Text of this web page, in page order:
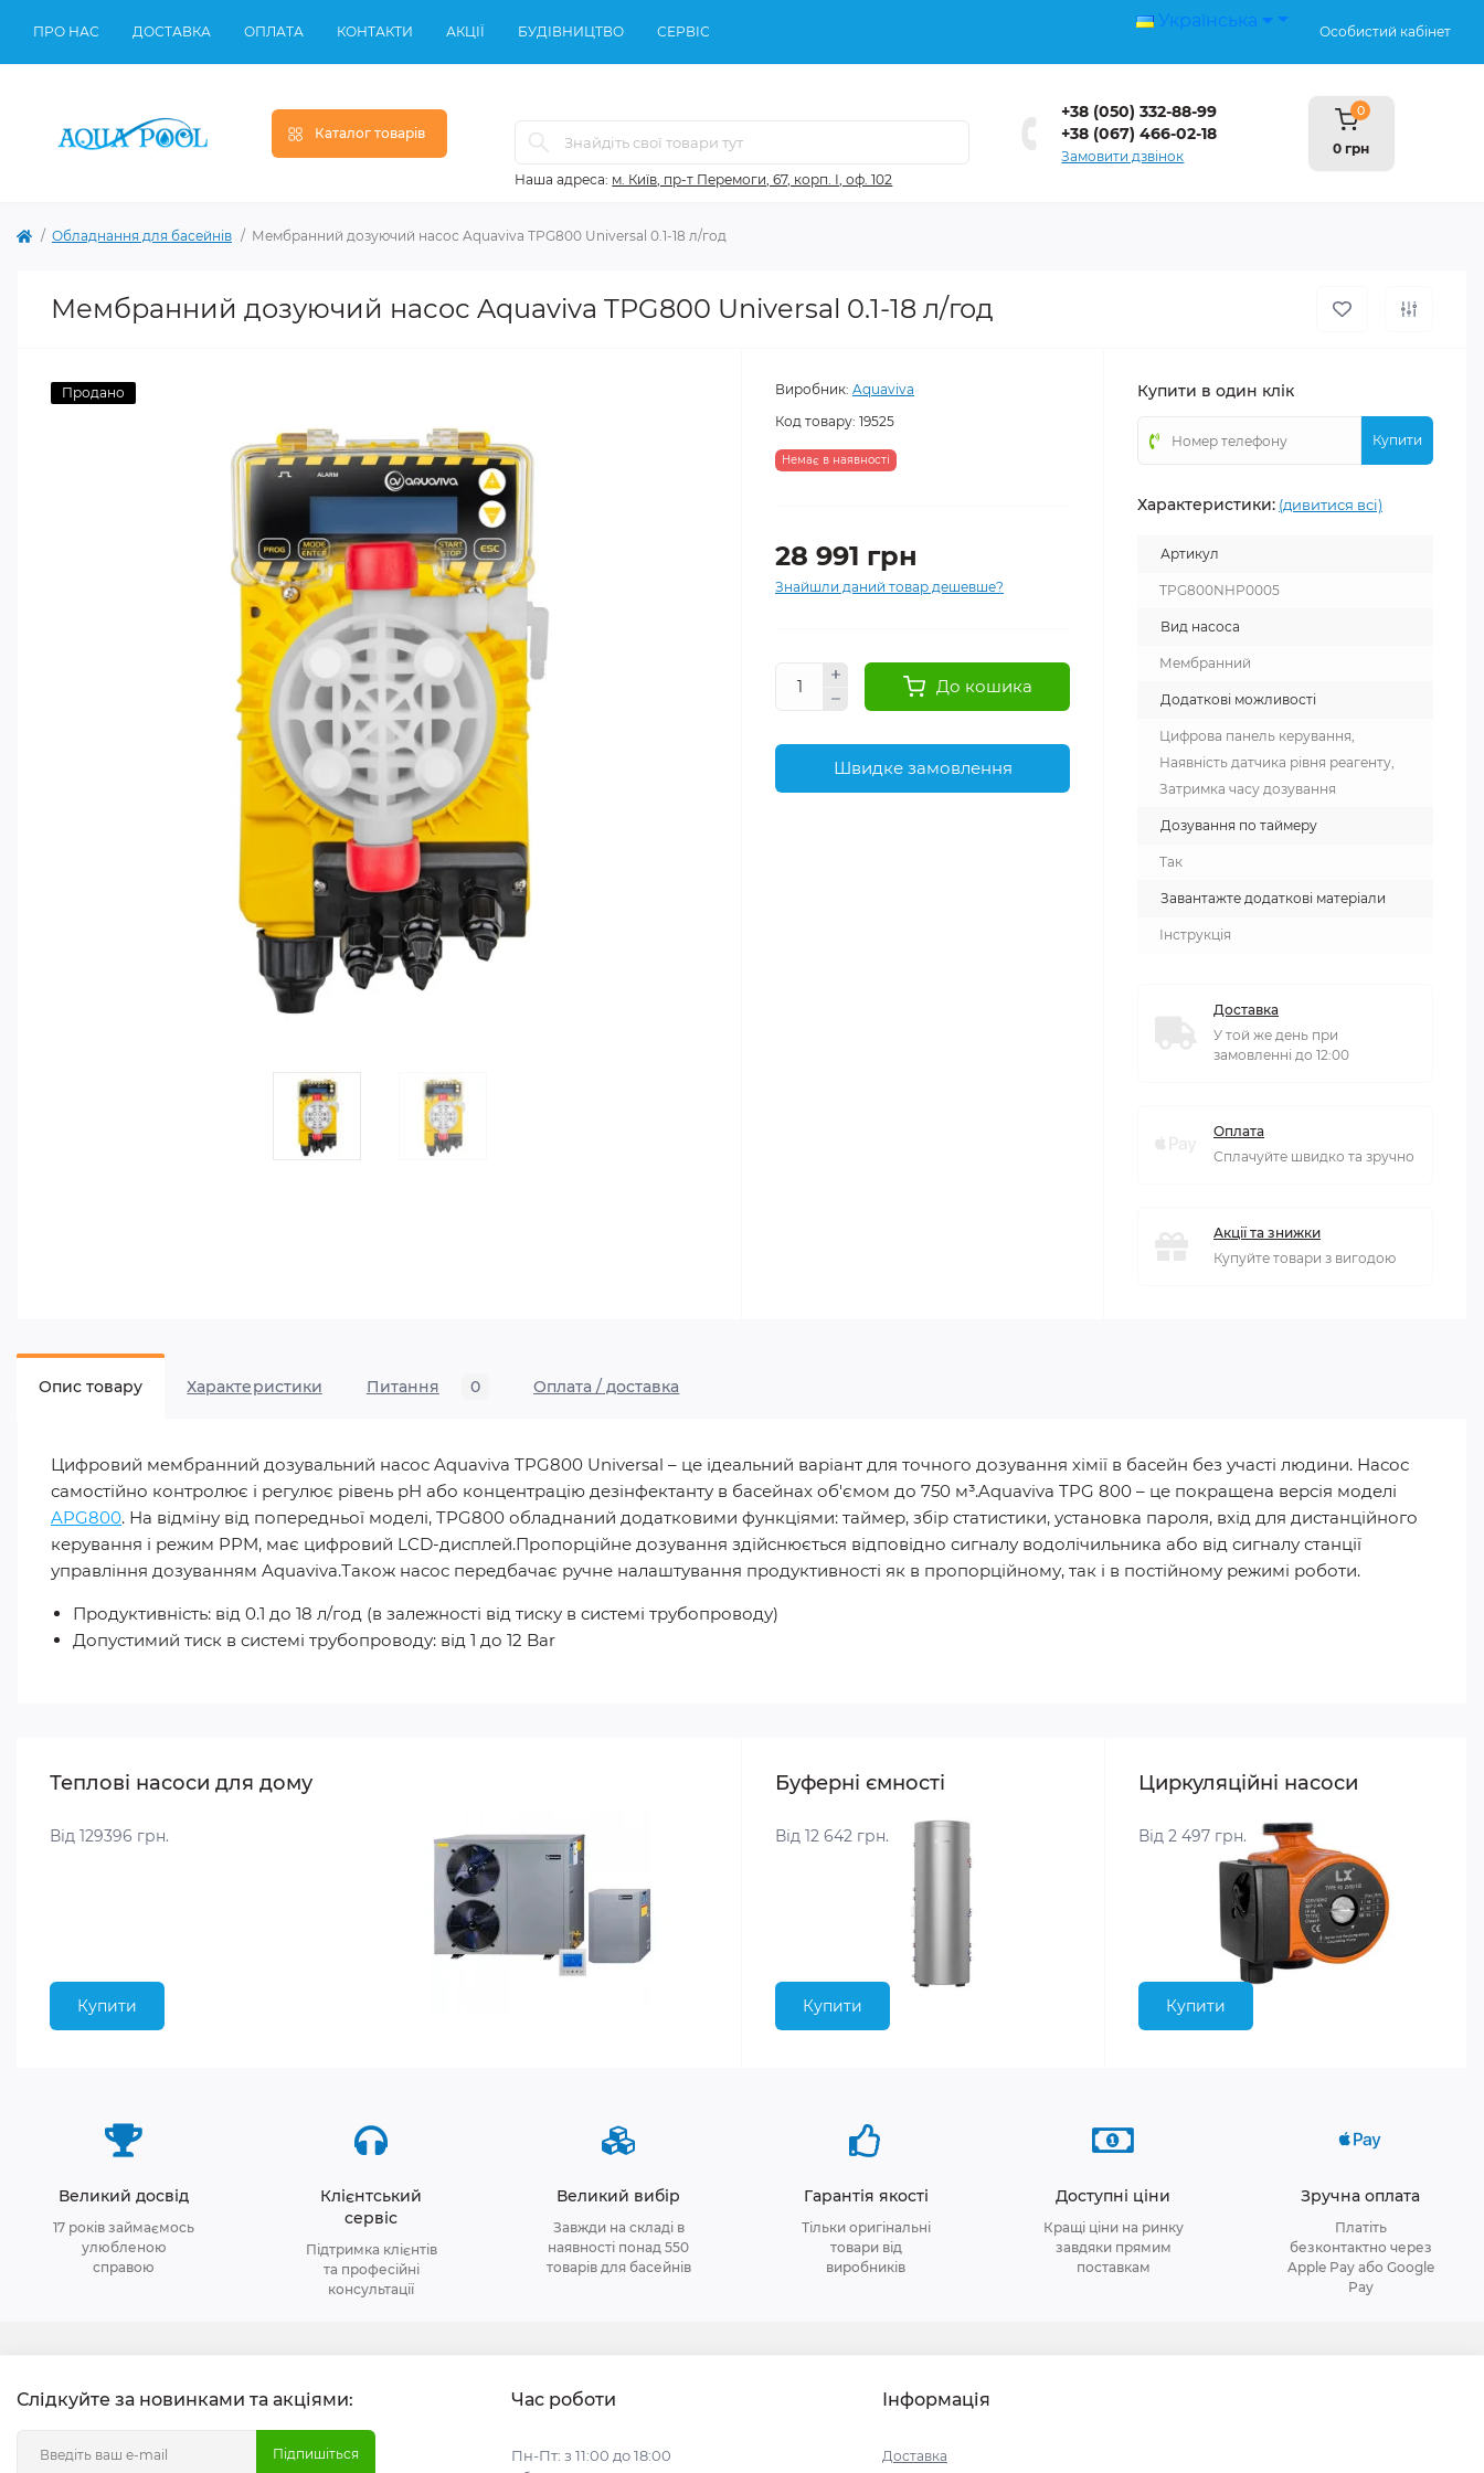
ПРО НАС ДОСТАВКА ОПЛАТА КОНТАКТИ АКЦІЇ БУДІВНИЦТВО СЕРВІС
Українська
Особистий кабінет
Каталог товарів
Наша адреса: м. Київ, пр-т Перемоги, 67, корп. І, оф. 102
+38 (050) 332-88-99
+38 (067) 466-02-18
Замовити дзвінок
0
0 грн
Обладнання для басейнів Мембранний дозуючий насос Aquaviva TPG800 Universal 0.1-18 л/год
Мембранний дозуючий насос Aquaviva TPG800 Universal 0.1-18 л/год
Продано Виробник: Aquaviva
Код товару: 19525
Немає в наявності
28 991 грн
Знайшли даний товар дешевше?
До кошика
Швидке замовлення
Купити в один клік
Купити
Характеристики: (дивитися всі)
Артикул
TPG800NHP0005
Вид насоса
Мембранний
Додаткові можливості
Цифрова панель керування,
Наявність датчика рівня реагенту,
Затримка часу дозування
Дозування по таймеру
Так
Завантажте додаткові матеріали
Інструкція
Доставка
У той же день при
замовленні до 12:00
Оплата
Сплачуйте швидко та зручно
Акції та знижки
Купуйте товари з вигодою
Опис товару Характеристики Питання 0 Оплата / доставка
Цифровий мембранний дозувальний насос Aquaviva TPG800 Universal – це ідеальний варіант для точного дозування хімії в басейн без участі людини. Насос
самостійно контролює і регулює рівень pH або концентрацію дезінфектанту в басейнах об'ємом до 750 м³.Aquaviva TPG 800 – це покращена версія моделі
APG800. На відміну від попередньої моделі, TPG800 обладнаний додатковими функціями: таймер, збір статистики, установка пароля, вхід для дистанційного
керування і режим PPM, має цифровий LCD-дисплей.Пропорційне дозування здійснюється відповідно сигналу водолічильника або від сигналу станції
управління дозуванням Aquaviva.Також насос передбачає ручне налаштування продуктивності як в пропорційному, так і в постійному режимі роботи.
Продуктивність: від 0.1 до 18 л/год (в залежності від тиску в системі трубопроводу)
Допустимий тиск в системі трубопроводу: від 1 до 12 Bar
Теплові насоси для дому
Від 129396 грн.
Купити
Буферні ємності
Від 12 642 грн.
Купити
Циркуляційні насоси
Від 2 497 грн.
Купити
Великий досвід
17 років займаємось
улюбленою
справою
Клієнтський
сервіс
Підтримка клієнтів
та професійні
консультації
Великий вибір
Завжди на складі в
наявності понад 550
товарів для басейнів
Гарантія якості
Тільки оригінальні
товари від
виробників
Доступні ціни
Кращі ціни на ринку
завдяки прямим
поставкам
Зручна оплата
Платіть
безконтактно через
Apple Pay або Google
Pay
Слідкуйте за новинками та акціями:
Підпишіться
Час роботи
Пн-Пт: з 11:00 до 18:00
Інформація
Доставка